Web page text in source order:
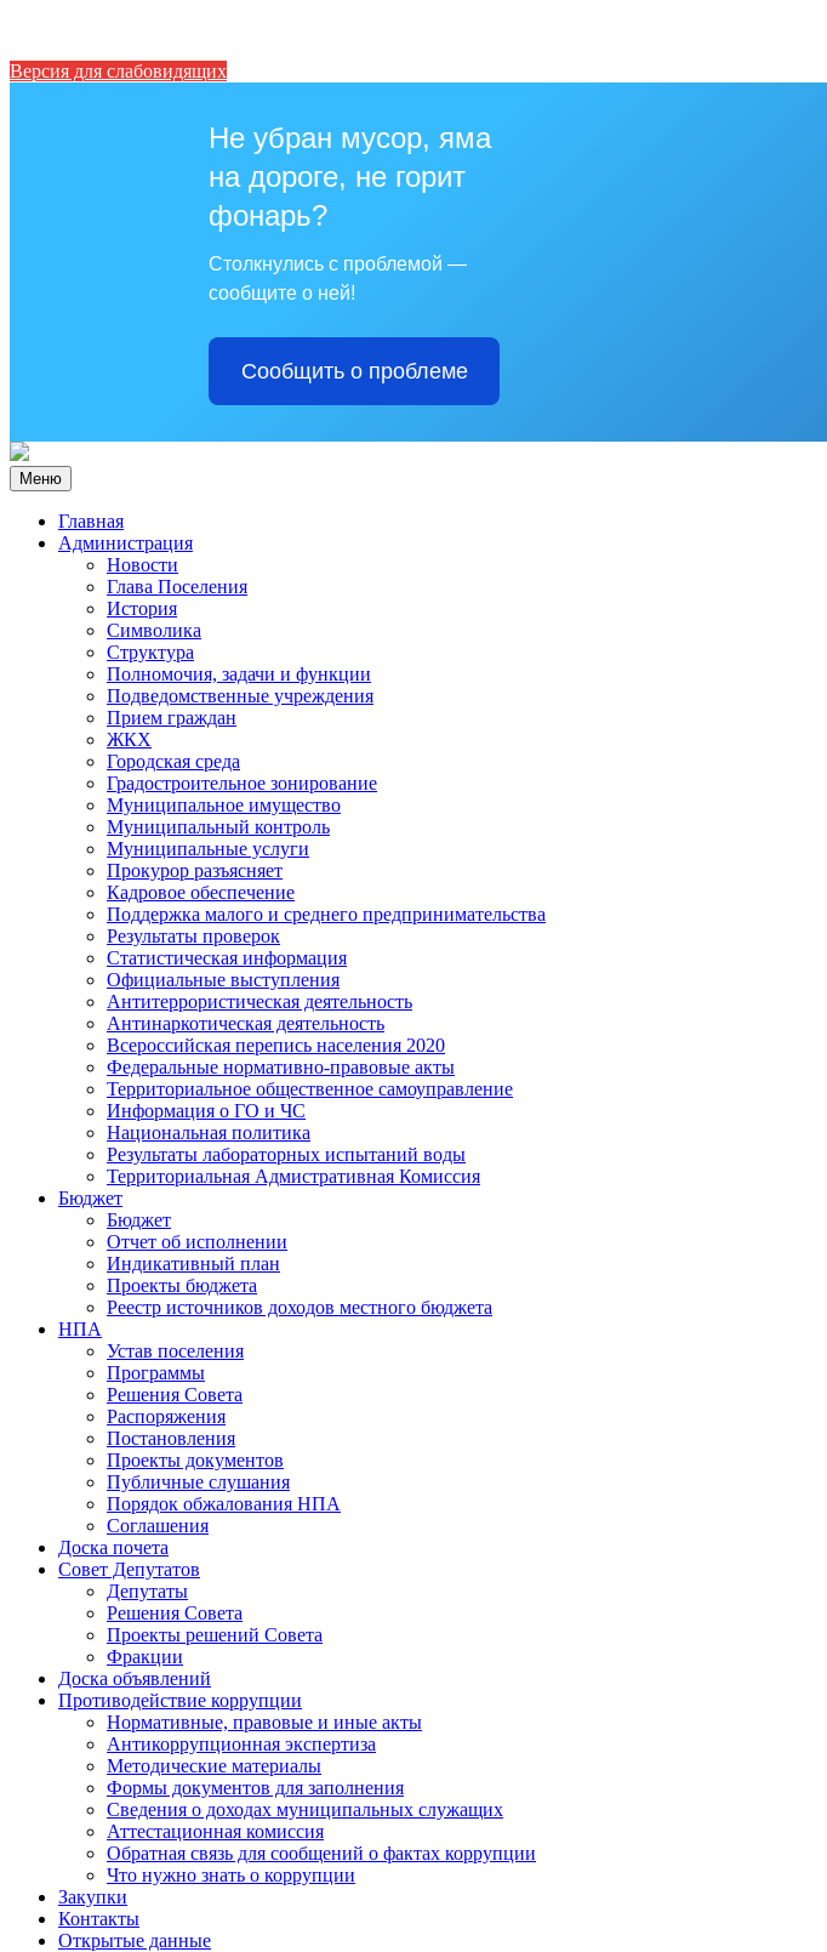
Версия для слабовидящих
Не убран мусор, яма
на дороге, не горит
фонарь?
Столкнулись с проблемой —
сообщите о ней!
Сообщить о проблеме
Меню
Главная
Администрация
Новости
Глава Поселения
История
Символика
Структура
Полномочия, задачи и функции
Подведомственные учреждения
Прием граждан
ЖКХ
Городская среда
Градостроительное зонирование
Муниципальное имущество
Муниципальный контроль
Муниципальные услуги
Прокурор разъясняет
Кадровое обеспечение
Поддержка малого и среднего предпринимательства
Результаты проверок
Статистическая информация
Официальные выступления
Антитеррористическая деятельность
Антинаркотическая деятельность
Всероссийская перепись населения 2020
Федеральные нормативно-правовые акты
Территориальное общественное самоуправление
Информация о ГО и ЧС
Национальная политика
Результаты лабораторных испытаний воды
Территориальная Адмистративная Комиссия
Бюджет
Бюджет
Отчет об исполнении
Индикативный план
Проекты бюджета
Реестр источников доходов местного бюджета
НПА
Устав поселения
Программы
Решения Совета
Распоряжения
Постановления
Проекты документов
Публичные слушания
Порядок обжалования НПА
Соглашения
Доска почета
Совет Депутатов
Депутаты
Решения Совета
Проекты решений Совета
Фракции
Доска объявлений
Противодействие коррупции
Нормативные, правовые и иные акты
Антикоррупционная экспертиза
Методические материалы
Формы документов для заполнения
Сведения о доходах муниципальных служащих
Аттестационная комиссия
Обратная связь для сообщений о фактах коррупции
Что нужно знать о коррупции
Закупки
Контакты
Открытые данные